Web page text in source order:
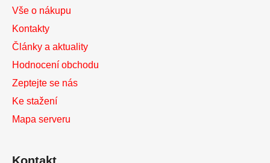
Vše o nákupu
Kontakty
Články a aktuality
Hodnocení obchodu
Zeptejte se nás
Ke stažení
Mapa serveru